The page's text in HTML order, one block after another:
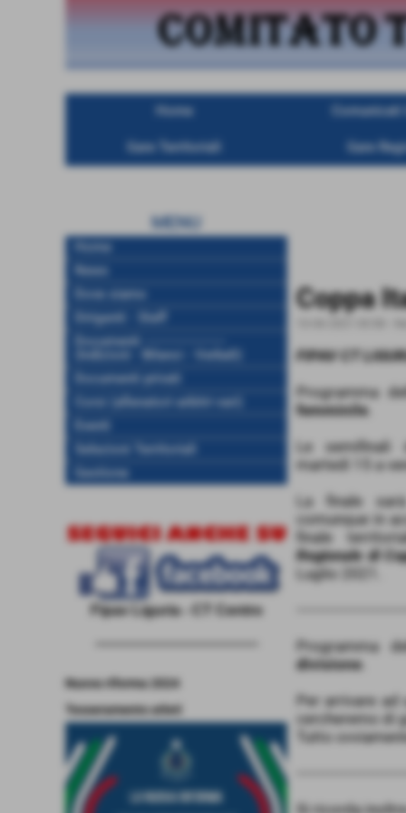
Home
Gare Territoriali Gare
MENU
News
Dove siamo
Dirigenti - Staff
Documenti ------------------
(Indizioni - Bilanci - Verbali)
Documenti privati
Corsi (allenatori-arbitri-vari)
Eventi
Selezioni Territoriali
Gestione
Fipav Liguria - CT Centro
Nuova riforma 2024
Tesseramento atleti
Coppa
FIPAV CT
Programma
femminile.
Le semifinali
martedì 15 a
La finale
comunque in
finale
Regionale di
Luglio 2021.
Programma
divisione.
Per arrivare
cercheremo di
Tutto
Si ricorda